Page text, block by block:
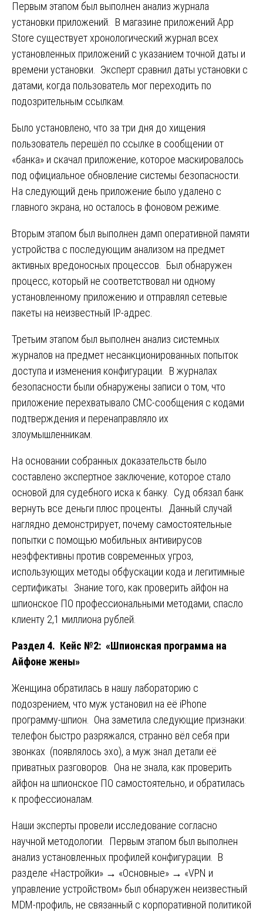
Первым этапом был выполнен анализ журнала
установки приложений. В магазине приложений App
Store существует хронологический журнал всех
установленных приложений с указанием точной даты и
времени установки. Эксперт сравнил даты установки с
датами, когда пользователь мог переходить по
подозрительным ссылкам.
Было установлено, что за три дня до хищения
пользователь перешёл по ссылке в сообщении от
«банка» и скачал приложение, которое маскировалось
под официальное обновление системы безопасности.
На следующий день приложение было удалено с
главного экрана, но осталось в фоновом режиме.
Вторым этапом был выполнен дамп оперативной памяти
устройства с последующим анализом на предмет
активных вредоносных процессов. Был обнаружен
процесс, который не соответствовал ни одному
установленному приложению и отправлял сетевые
пакеты на неизвестный IP-адрес.
Третьим этапом был выполнен анализ системных
журналов на предмет несанкционированных попыток
доступа и изменения конфигурации. В журналах
безопасности были обнаружены записи о том, что
приложение перехватывало СМС-сообщения с кодами
подтверждения и перенаправляло их
злоумышленникам.
На основании собранных доказательств было
составлено экспертное заключение, которое стало
основой для судебного иска к банку. Суд обязал банк
вернуть все деньги плюс проценты. Данный случай
наглядно демонстрирует, почему самостоятельные
попытки с помощью мобильных антивирусов
неэффективны против современных угроз,
использующих методы обфускации кода и легитимные
сертификаты. Знание того, как проверить айфон на
шпионское ПО профессиональными методами, спасло
клиенту 2,1 миллиона рублей.
Раздел 4. Кейс №2: «Шпионская программа на
Айфоне жены»
Женщина обратилась в нашу лабораторию с
подозрением, что муж установил на её iPhone
программу-шпион. Она заметила следующие признаки:
телефон быстро разряжался, странно вёл себя при
звонках (появлялось эхо), а муж знал детали её
приватных разговоров. Она не знала, как проверить
айфон на шпионское ПО самостоятельно, и обратилась
к профессионалам.
Наши эксперты провели исследование согласно
научной методологии. Первым этапом был выполнен
анализ установленных профилей конфигурации. В
разделе «Настройки» → «Основные» → «VPN и
управление устройством» был обнаружен неизвестный
MDM-профиль, не связанный с корпоративной политикой